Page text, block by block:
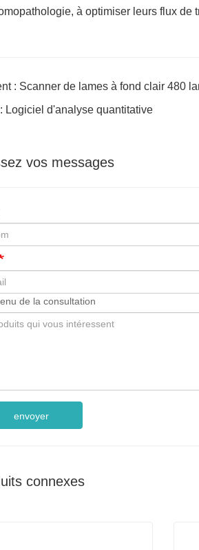
à optimiser leurs flux
: Scanner de lames à fond clair 480
Logiciel d'analyse quantitative
vos messages
de la consultation
envoyer
connexes